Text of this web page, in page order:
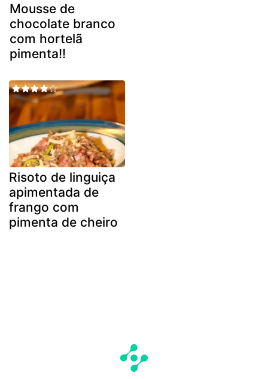
Mousse de
chocolate branco
com hortelã
pimenta!!
Risoto de linguiça
apimentada de
frango com
pimenta de cheiro